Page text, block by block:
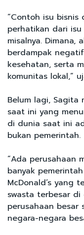
“Contoh isu bisnis
perhatikan dari
misalnya. Dimana,
berdampak
kesehatan, serta
komunitas lokal,”
Belum lagi, Sagita
saat ini yang
di dunia saat ini
bukan pemerintah.
“Ada perusahaan
banyak
McDonald’s yang
swasta terbesar
perusahaan besar
negara-negara